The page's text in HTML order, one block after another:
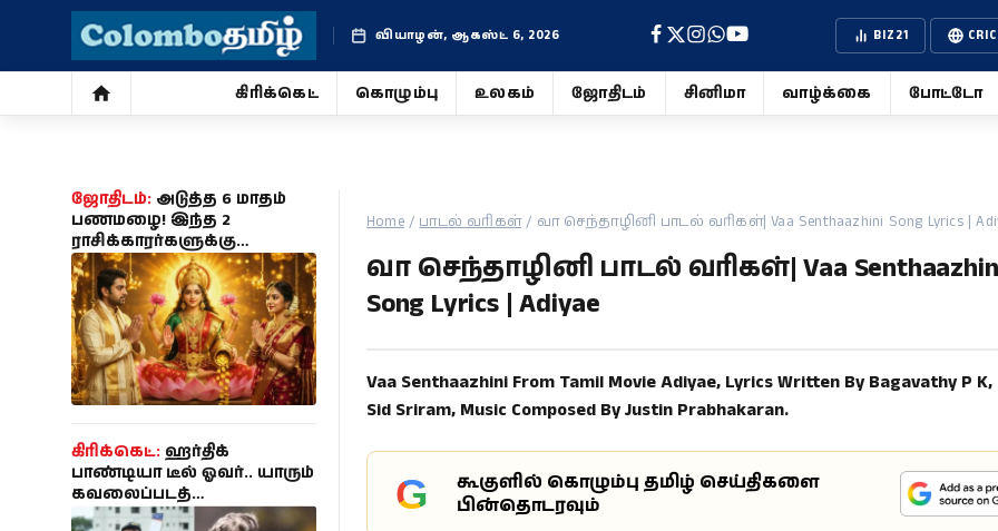
வியாழன், ஆகஸ்ட் 6, 2026 BIZ21
கிரிக்கெட் கொழும்பு உலகம் ஜோதிடம் சினிமா வாழ்க்கை போட்டோ
கொழும்பு
உலகம்
ஜோதிடம்
சினிமா
போட்டோ
கால்பந்து
ஜோதிடம்: அடுத்த 6 மாதம்
பணமழை! இந்த 2
ராசிக்காரர்களுக்கு
ராஜயோகம் ஆரம்பம் - உங்க
ராசி இருக்கா?
கிரிக்கெட்: ஹர்திக்
பாண்டியா டீல் ஓவர்.. யாரும்
கவலைப்படத்
தேவையில்லை..
Home/பாடல் வரிகள்/ வா செந்தாழினி பாடல் வரிகள்| Vaa Senthaazhini Song Lyrics |
வா செந்தாழினி பாடல் வரிகள்| Vaa
Song Lyrics | Adiyae
Vaa Senthaazhini From Tamil Movie Adiyae, Lyrics Written By Bagavathy P K,
Sid Sriram, Music Composed By Justin Prabhakaran.
G
கூகுளில் கொழும்பு தமிழ் செய்திகளை
பின்தொடரவும்